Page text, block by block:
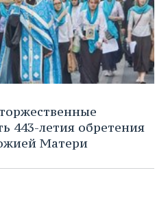
443-летия обретения
Матери